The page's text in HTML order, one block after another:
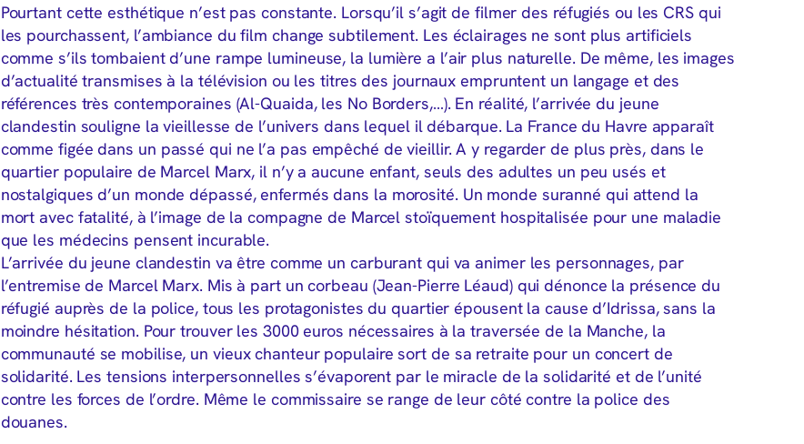
Pourtant cette esthétique n’est pas constante. Lorsqu’il s’agit de filmer des réfugiés ou les CRS qui
les pourchassent, l’ambiance du film change subtilement. Les éclairages ne sont plus artificiels
comme s’ils tombaient d’une rampe lumineuse, la lumière a l’air plus naturelle. De même, les images
d’actualité transmises à la télévision ou les titres des journaux empruntent un langage et des
références très contemporaines (Al-Quaida, les No Borders,…). En réalité, l’arrivée du jeune
clandestin souligne la vieillesse de l’univers dans lequel il débarque. La France du Havre apparaît
comme figée dans un passé qui ne l’a pas empêché de vieillir. A y regarder de plus près, dans le
quartier populaire de Marcel Marx, il n’y a aucune enfant, seuls des adultes un peu usés et
nostalgiques d’un monde dépassé, enfermés dans la morosité. Un monde suranné qui attend la
mort avec fatalité, à l’image de la compagne de Marcel stoïquement hospitalisée pour une maladie
que les médecins pensent incurable.
L’arrivée du jeune clandestin va être comme un carburant qui va animer les personnages, par
l’entremise de Marcel Marx. Mis à part un corbeau (Jean-Pierre Léaud) qui dénonce la présence du
réfugié auprès de la police, tous les protagonistes du quartier épousent la cause d’Idrissa, sans la
moindre hésitation. Pour trouver les 3000 euros nécessaires à la traversée de la Manche, la
communauté se mobilise, un vieux chanteur populaire sort de sa retraite pour un concert de
solidarité. Les tensions interpersonnelles s’évaporent par le miracle de la solidarité et de l’unité
contre les forces de l’ordre. Même le commissaire se range de leur côté contre la police des
douanes.